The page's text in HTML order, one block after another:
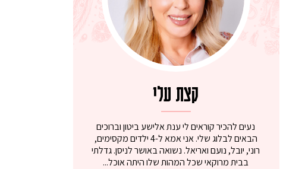
קצת עלי
נעים להכיר קוראים לי ענת אלישע ביטון וברוכים
הבאים לבלוג שלי. אני אמא ל-4 ילדים מקסימים,
רוני, יובל, נועם ואריאל. נשואה באושר לניסן. גדלתי
בבית מרוקאי שכל המהות שלו היתה אוכל...